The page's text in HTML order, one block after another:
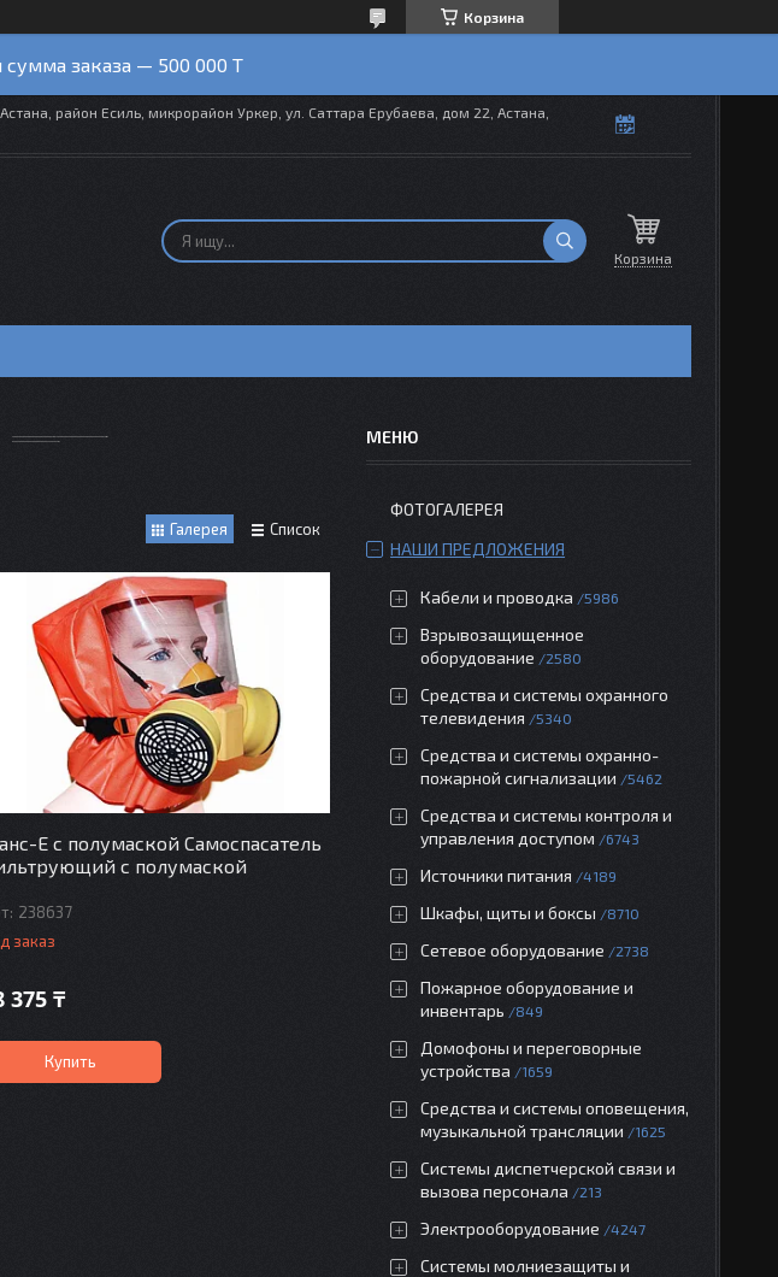
Корзина
заказа — 500 000 T
район Есиль, микрорайон Уркер, ул. Саттара Ерубаева, дом 22, Астана,
Корзина
Галерея Список
Е с полумаской Самоспасатель
с полумаской
238637
заказ
375 ₸
Купить
ФОТОГАЛЕРЕЯ
НАШИ ПРЕДЛОЖЕНИЯ
Кабели и проводка 5986
Взрывозащищенное
оборудование
2580
Средства и системы охранного
телевидения
5340
Средства и системы охранно-
пожарной сигнализации
5462
Средства и системы контроля и
управления доступом
6743
Источники питания 4189
Шкафы, щиты и боксы 8710
Сетевое оборудование 2738
Пожарное оборудование и
инвентарь
849
Домофоны и переговорные
устройства
1659
Средства и системы оповещения,
музыкальной трансляции
1625
Системы диспетчерской связи и
вызова персонала
213
Электрооборудование 4247
Системы молниезащиты и